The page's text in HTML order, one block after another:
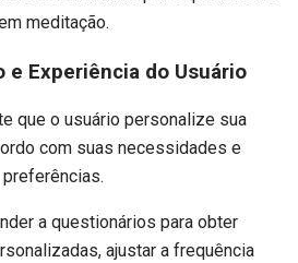
meditação.
e Experiência do Usuário
que o usuário personalize sua
com suas necessidades e
preferências.
a questionários para obter
ajustar a frequência